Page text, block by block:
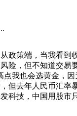
政策端，当我看
，但不知道交
我也会选黄金，
去年人民币汇
科技，中国用股